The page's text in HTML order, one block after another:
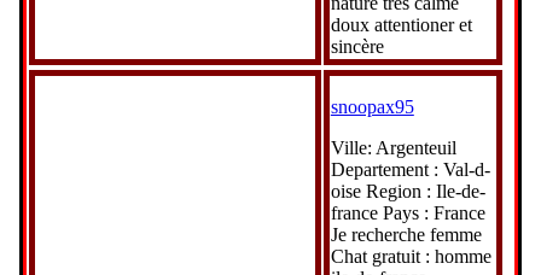
doux attentioner et
sincère
snoopax95
Ville: Argenteuil
Departement : Val-d-
oise Region : Ile-de-
france Pays : France
Je recherche femme
Chat gratuit : homme